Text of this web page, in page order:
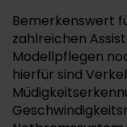
Bemerkenswert
zahlreichen
Modellpflegen
hierfür sind